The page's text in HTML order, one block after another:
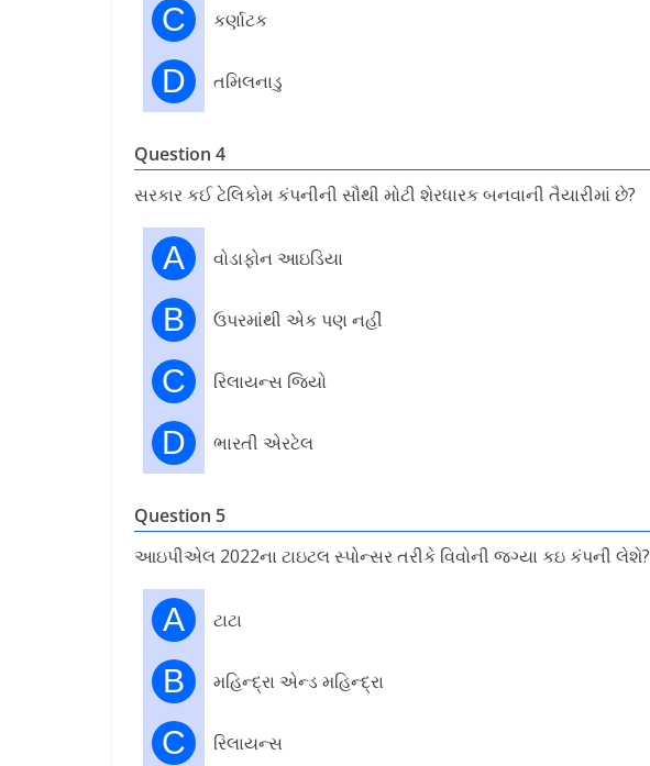
C કર્ણાટક
D તમિલનાડુ
Question 4
સરકાર કઈ ટેલિકોમ કંપનીની સૌથી મોટી શેરધારક બનવાની તૈયારીમાં છે?
A વોડાફોન આઇડિયા
B ઉપરમાંથી એક પણ નહીં
C રિલાયન્સ જિયો
D ભારતી એરટેલ
Question 5
આઇપીએલ 2022ના ટાઇટલ સ્પોન્સર તરીકે વિવોની જગ્યા કઇ કંપની લેશે?
A ટાટા
B મહિન્દ્રા એન્ડ મહિન્દ્રા
C રિલાયન્સ